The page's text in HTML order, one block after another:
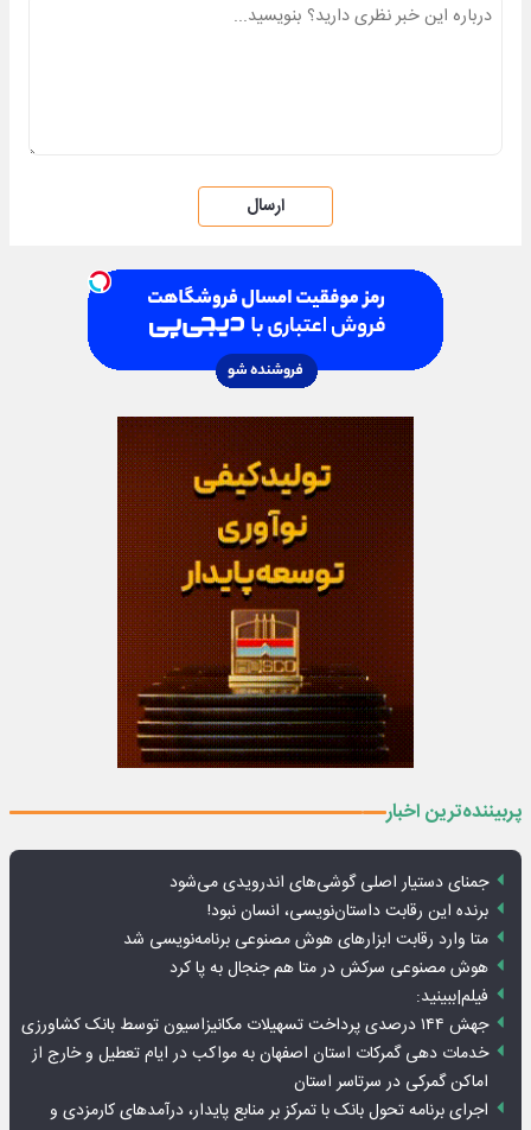
ارسال
پربیننده‌ترین اخبار
جمنای دستیار اصلی گوشی‌های اندرویدی می‌شود
برنده این رقابت داستان‌نویسی، انسان نبود!
متا وارد رقابت ابزارهای هوش مصنوعی برنامه‌نویسی شد
هوش مصنوعی سرکش در متا هم جنجال به پا کرد
فیلم|ببینید:
جهش ۱۴۴ درصدی پرداخت تسهیلات مکانیزاسیون توسط بانک کشاورزی
خدمات دهی گمرکات استان اصفهان به مواکب در ایام تعطیل و خارج از
اماکن گمرکی در سرتاسر استان
اجرای برنامه تحول بانک با تمرکز بر منابع پایدار، درآمدهای کارمزدی و